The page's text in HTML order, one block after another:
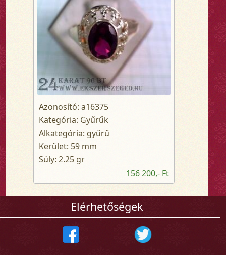
Azonosító: a16375
Kategória: Gyűrűk
Alkategória: gyűrű
Kerület: 59 mm
Súly: 2.25 gr
156 200,- Ft
Elérhetőségek